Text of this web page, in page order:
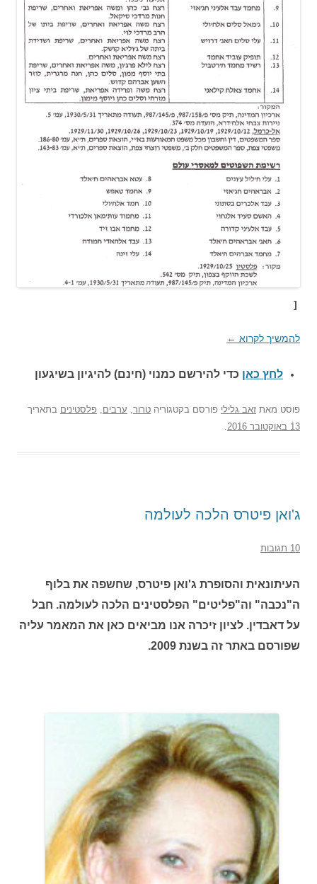
[
להמשיך לקרוא ←
לחץ כאן כדי להירשם כמנוי (חינם) להיגיון בשיגעון
פוסט מאת זאב גלילי פורסם בקטגוריה טרור ערבים פלסטינים בתאריך
13 באוקטובר 2016
ג'ואן פיטרס הלכה לעולמה
10 תגובות
העיתונאית והסופרת ג'ואן פיטרס, שחשפה את בלוף
ה"נכבה" וה"פליטים" הפלסטינים הלכה לעולמה. חבל
על דאבדין. לציון זיכרה אנו מביאים כאן את המאמר עליה
שפורסם באתר זה בשנת 2009.